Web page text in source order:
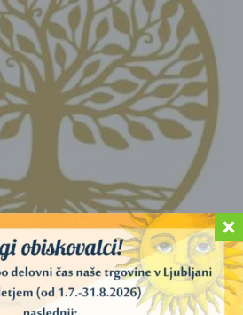
– DREVO ŽIVLJENJA – 10,5 CM